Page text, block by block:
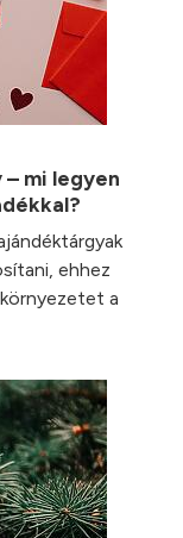
mi legyen
ehhez
a